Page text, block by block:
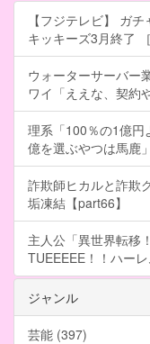
【フジテレビ】 ガ
キッキーズ3月終了
ウォーターサーバー
ワイ「ええな、契約
理系「100％の1億円
億を選ぶやつは馬鹿
詐欺師ヒカルと詐欺
垢凍結【part66】
主人公「異世界転
TUEEEEE！！ハー
ジャンル
芸能 (397)